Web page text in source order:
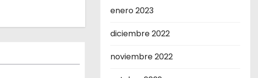
enero 2023
diciembre 2022
noviembre 2022